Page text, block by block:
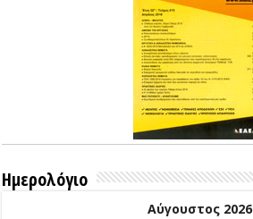
Ημερολόγιο
Αύγουστος 2026